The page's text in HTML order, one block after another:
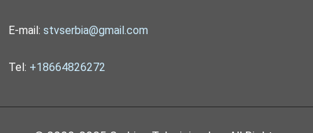
E-mail: stvserbia@gmail.com
Tel: +18664826272